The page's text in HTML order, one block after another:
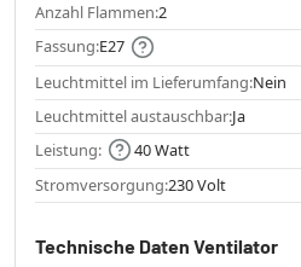
Anzahl Flammen:2
Fassung:E27
Leuchtmittel im Lieferumfang:Nein
Leuchtmittel austauschbar:Ja
Leistung:
40 Watt
Stromversorgung:230 Volt
Technische Daten Ventilator